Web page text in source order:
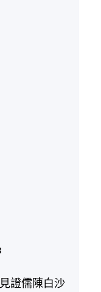
證儒陳白沙